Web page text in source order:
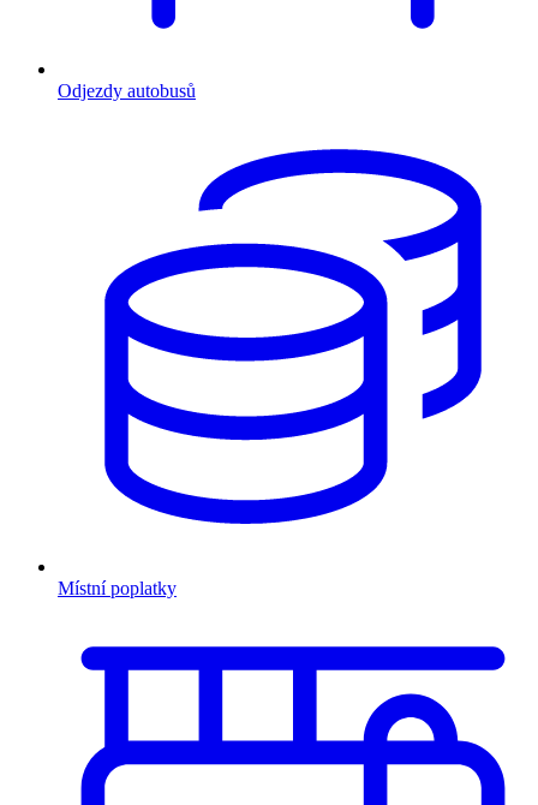
Odjezdy autobusů
Místní poplatky